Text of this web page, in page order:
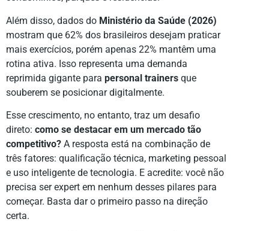
Além disso, dados do Ministério da Saúde (2026)
mostram que 62% dos brasileiros desejam praticar
mais exercícios, porém apenas 22% mantêm uma
rotina ativa. Isso representa uma demanda
reprimida gigante para personal trainers que
souberem se posicionar digitalmente.
Esse crescimento, no entanto, traz um desafio
direto: como se destacar em um mercado tão
competitivo? A resposta está na combinação de
três fatores: qualificação técnica, marketing pessoal
e uso inteligente de tecnologia. E acredite: você não
precisa ser expert em nenhum desses pilares para
começar. Basta dar o primeiro passo na direção
certa.